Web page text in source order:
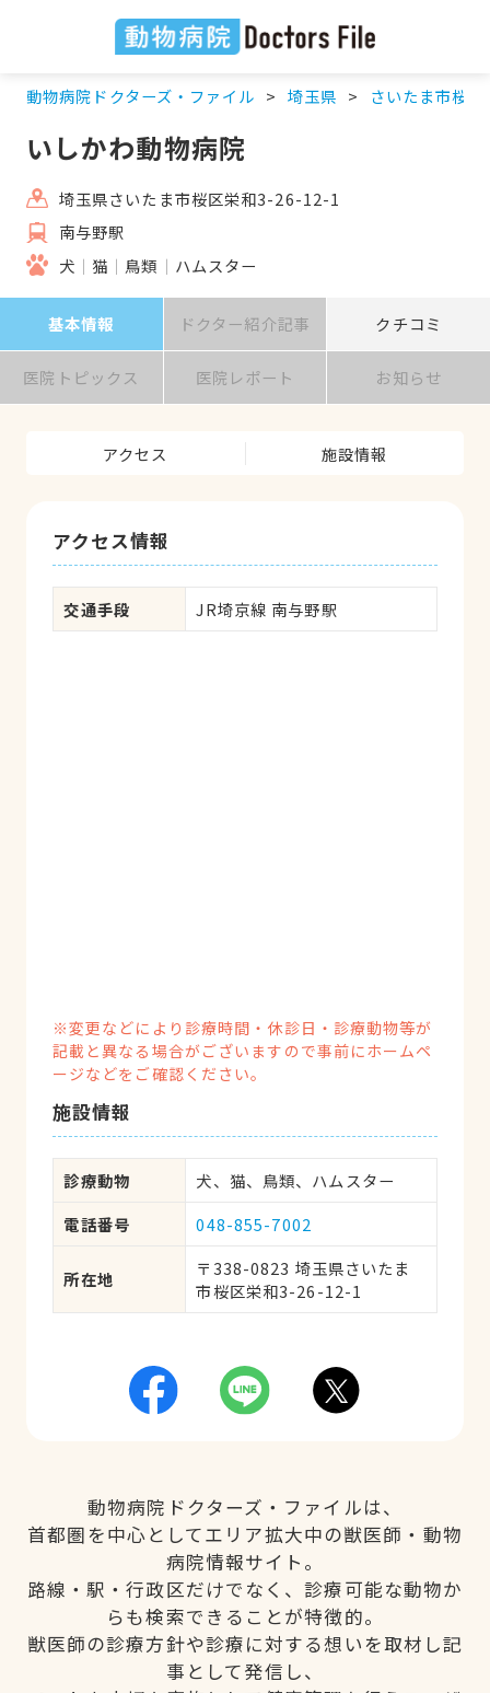
動物病院ドクターズ・ファイル 埼玉県 さいたま市桜区
いしかわ動物病院
埼玉県さいたま市桜区栄和3-26-12-1
南与野駅
犬
猫 鳥類 ハムスター
基本情報 ドクター紹介記事 クチコミ
医院トピックス 医院レポート お知らせ
アクセス 施設情報
アクセス情報
交通手段 JR埼京線 南与野駅
※変更などにより診療時間・休診日・診療動物等が
記載と異なる場合がございますので事前にホームペ
ージなどをご確認ください。
施設情報
診療動物
犬、猫、鳥類、ハムスター
電話番号
048-855-7002
所在地
〒338-0823 埼玉県さいたま
市桜区栄和3-26-12-1
動物病院ドクターズ・ファイルは、
首都圏を中心としてエリア拡大中の獣医師・動物
病院情報サイト。
路線・駅・行政区だけでなく、診療可能な動物か
らも検索できることが特徴的。
獣医師の診療方針や診療に対する想いを取材し記
事として発信し、